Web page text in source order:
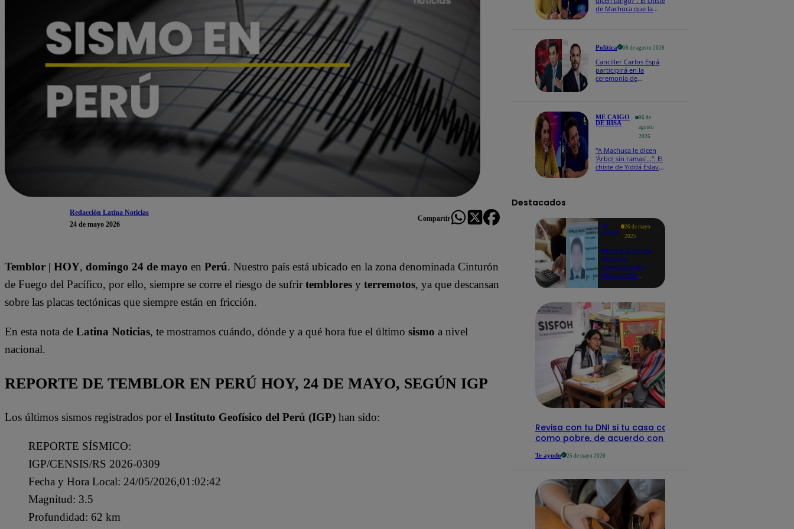
Redacción Latina Noticias
24 de mayo 2026
Compartir
Temblor | HOY, domingo 24 de mayo en Perú. Nuestro país está ubicado en la zona denominada Cinturón
de Fuego del Pacífico, por ello, siempre se corre el riesgo de sufrir temblores y terremotos, ya que descansan
sobre las placas tectónicas que siempre están en fricción.
En esta nota de Latina Noticias, te mostramos cuándo, dónde y a qué hora fue el último sismo a nivel
nacional.
REPORTE DE TEMBLOR EN PERÚ HOY, 24 DE MAYO, SEGÚN IGP
Los últimos sismos registrados por el Instituto Geofísico del Perú (IGP) han sido:
REPORTE SÍSMICO:
IGP/CENSIS/RS 2026-0309
Fecha y Hora Local: 24/05/2026,01:02:42
Magnitud: 3.5
Profundidad: 62 km
de Machuca que la
Política 06 de agosto 2026
Canciller Carlos Espá
participirá en la
ceremonia de
ME CAIGO
DE RISA
06 de
agosto
2026
"A Machuca le dicen
'Árbol sin ramas'...": El
chiste de Yiddá Eslava
Destacados
Te
ayudo
26 de mayo
2025
Revisa si tienes
deudas
consultando
con tu DNI:
detalles
Revisa con tu DNI si tu casa califica
como pobre, de acuerdo con el Sisfoh
Te ayudo 25 de mayo 2026